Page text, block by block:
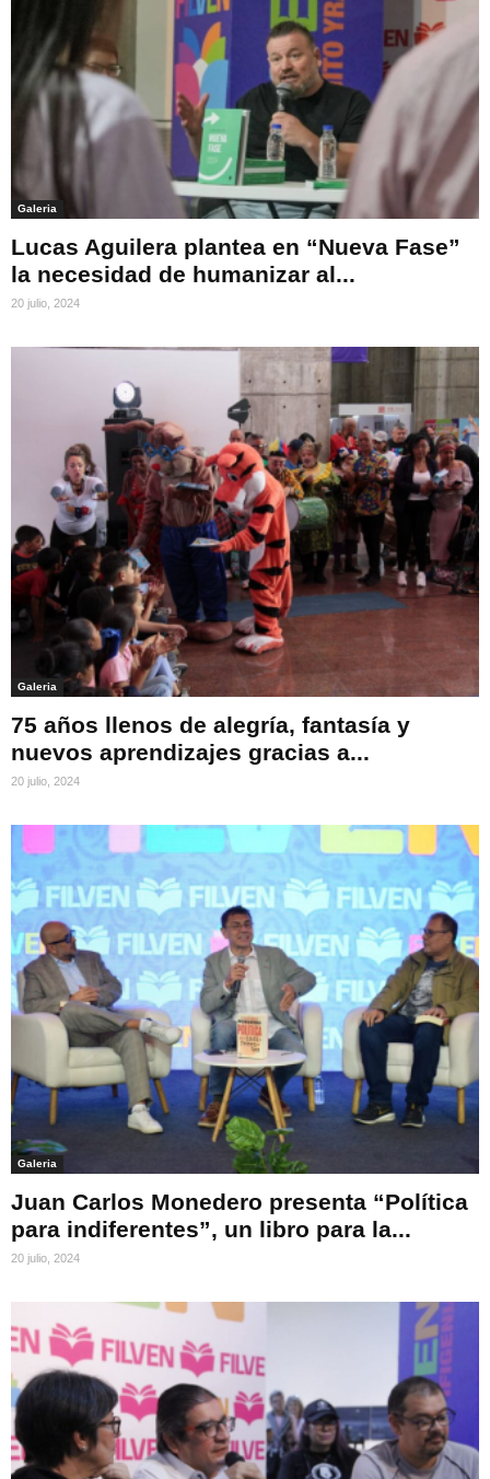
Galeria
Lucas Aguilera plantea en “Nueva Fase”
la necesidad de humanizar al...
20 julio, 2024
Galeria
75 años llenos de alegría, fantasía y
nuevos aprendizajes gracias a...
20 julio, 2024
Galeria
Juan Carlos Monedero presenta “Política
para indiferentes”, un libro para la...
20 julio, 2024